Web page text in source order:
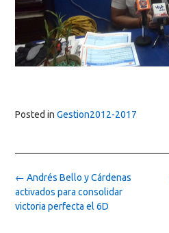
Posted in Gestion2012-2017
Post
navigation
← Andrés Bello y Cárdenas
activados para consolidar
victoria perfecta el 6D